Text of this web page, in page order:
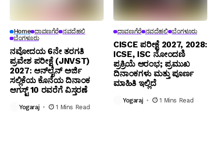
Home ದಾವಣಗೆರೆ ನವದೆಹಲಿ
ಬೆಂಗಳೂರು
ನವೋದಯ 6ನೇ ತರಗತಿ
ಪ್ರವೇಶ ಪರೀಕ್ಷೆ (JNVST)
2027: ಆನ್‌ಲೈನ್ ಅರ್ಜಿ
ಸಲ್ಲಿಕೆಯ ಕೊನೆಯ ದಿನಾಂಕ
ಆಗಸ್ಟ್ 10 ರವರೆಗೆ ವಿಸ್ತರಣೆ
Yogaraj 1 Mins Read
ದಾವಣಗೆರೆ ನವದೆಹಲಿ ಬೆಂಗಳೂರು
CISCE ಪರೀಕ್ಷೆ 2027, 2028:
ICSE, ISC ನೋಂದಣಿ
ಪ್ರಕ್ರಿಯೆ ಆರಂಭ; ಪ್ರಮುಖ
ದಿನಾಂಕಗಳು ಮತ್ತು ಪೂರ್ಣ
ಮಾಹಿತಿ ಇಲ್ಲಿದೆ
Yogaraj 1 Mins Read